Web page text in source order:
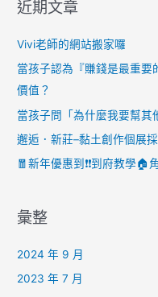
近期文章
Vivi老師的網站搬家囉
當孩子認為『賺錢是最重要
價值？
當孩子問「為什麼我要幫其
邂逅．新莊–黏土創作個展
🧧新年優惠到❗️❗️到府教學
彙整
2024 年 9 月
2023 年 7 月